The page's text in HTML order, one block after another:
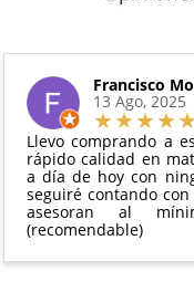
6 meses de
y
Todas nuestras
vigente. Consulta
para más
pedido.
El producto
manipulado
Debe
perfectas
Francisco
13 Ago, 2025
Llevo comprando a
rápido calidad en
a día de hoy con
seguiré contando
asesoran al
(recomendable)